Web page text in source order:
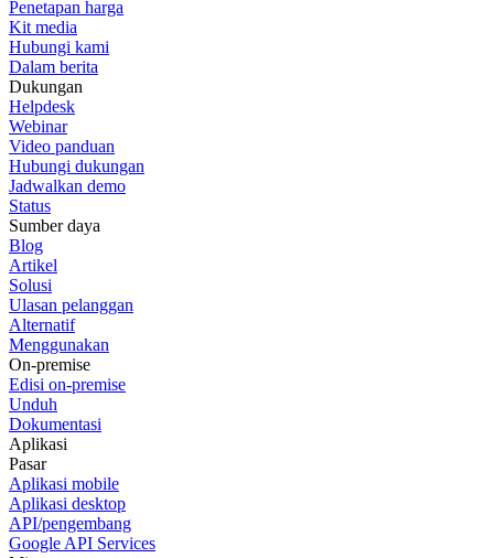
Penetapan harga
Kit media
Hubungi kami
Dalam berita
Dukungan
Helpdesk
Webinar
Video panduan
Hubungi dukungan
Jadwalkan demo
Status
Sumber daya
Blog
Artikel
Solusi
Ulasan pelanggan
Alternatif
Menggunakan
On-premise
Edisi on-premise
Unduh
Dokumentasi
Aplikasi
Pasar
Aplikasi mobile
Aplikasi desktop
API/pengembang
Google API Services